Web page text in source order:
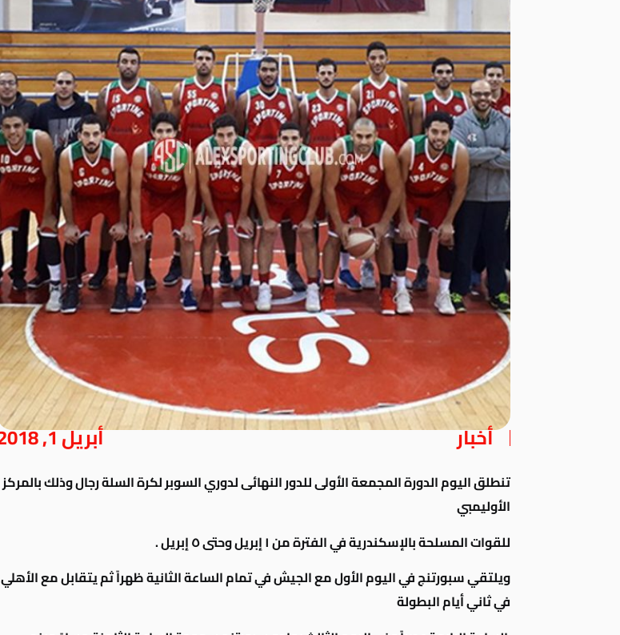
أخبار أبريل 1, 2018
تنطلق اليوم الدورة المجمعة الأولى للدور النهائى لدوري السوبر لكرة السلة رجال وذلك بالمركز
الأوليمبي
للقوات المسلحة بالإسكندرية في الفترة من ١ إبريل وحتى ٥ إبريل .
ويلتقي سبورتنج في اليوم الأول مع الجيش في تمام الساعة الثانية ظهراً ثم يتقابل مع الأهلي
في ثاني أيام البطولة